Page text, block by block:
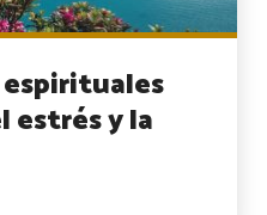
estrés y la